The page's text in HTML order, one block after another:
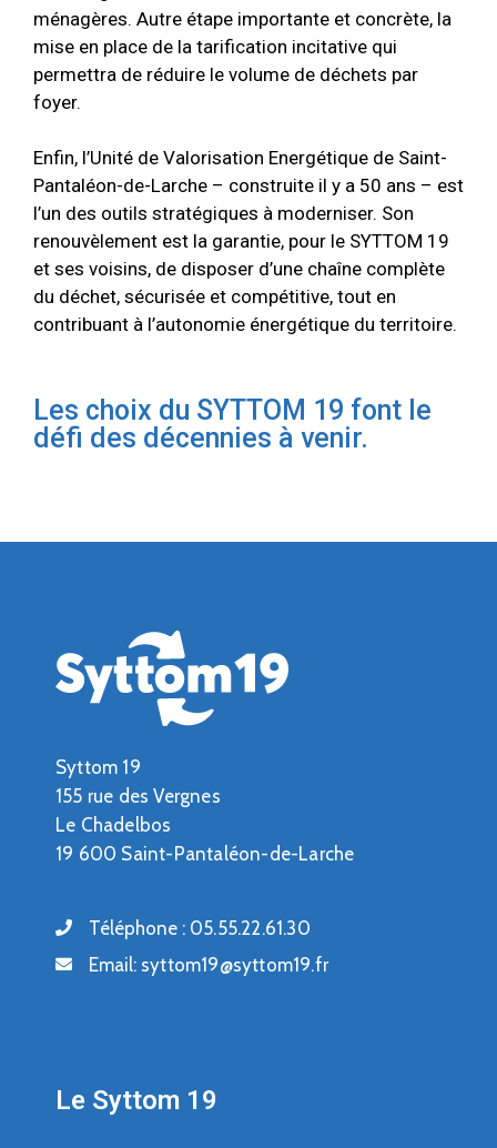
ménagères. Autre étape importante et concrète, la
mise en place de la tarification incitative qui
permettra de réduire le volume de déchets par
foyer.
Enfin, l’Unité de Valorisation Energétique de Saint-
Pantaléon-de-Larche – construite il y a 50 ans – est
l’un des outils stratégiques à moderniser. Son
renouvèlement est la garantie, pour le SYTTOM 19
et ses voisins, de disposer d’une chaîne complète
du déchet, sécurisée et compétitive, tout en
contribuant à l’autonomie énergétique du territoire.
Les choix du SYTTOM 19 font le
défi des décennies à venir.
Syttom 19
155 rue des Vergnes
Le Chadelbos
19 600 Saint-Pantaléon-de-Larche
Téléphone : 05.55.22.61.30
Email: syttom19@syttom19.fr
Le Syttom 19